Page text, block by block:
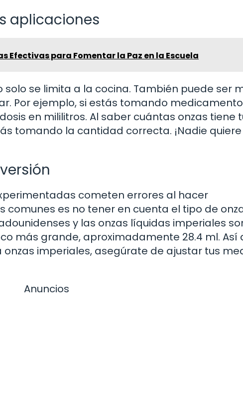
aplicaciones
Efectivas para Fomentar la Paz en la Escuela
solo se limita a la cocina. También puede ser
Por ejemplo, si estás tomando
en mililitros. Al saber cuántas onzas tiene
tomando la cantidad correcta. ¡Nadie
cometen errores al hacer
comunes es no tener en cuenta el tipo de
y las onzas líquidas imperiales
más grande, aproximadamente 28.4 ml. Así
onzas imperiales, asegúrate de ajustar tus
Anuncios